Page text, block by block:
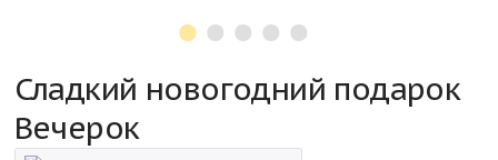
Сладкий новогодний подарок
Вечерок